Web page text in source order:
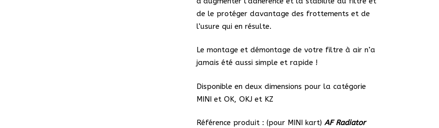
de le protéger davantage des frottements et de
l’usure qui en résulte.
Le montage et démontage de votre filtre à air n’a
jamais été aussi simple et rapide !
Disponible en deux dimensions pour la catégorie
MINI et OK, OKJ et KZ
Référence produit : (pour MINI kart)AF Radiator